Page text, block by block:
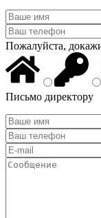
Пожалуйста,
Письмо директору